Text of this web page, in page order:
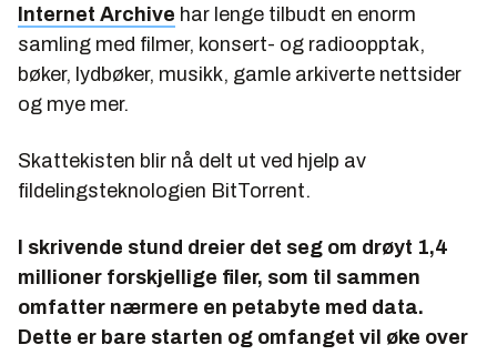
Internet Archive har lenge tilbudt en enorm
samling med filmer, konsert- og radioopptak,
bøker, lydbøker, musikk, gamle arkiverte nettsider
og mye mer.
Skattekisten blir nå delt ut ved hjelp av
fildelingsteknologien BitTorrent.
I skrivende stund dreier det seg om drøyt 1,4
millioner forskjellige filer, som til sammen
omfatter nærmere en petabyte med data.
Dette er bare starten og omfanget vil øke over